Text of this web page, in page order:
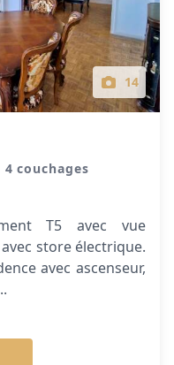
14
4 couchages
T5 avec vue
store électrique.
avec ascenseur,